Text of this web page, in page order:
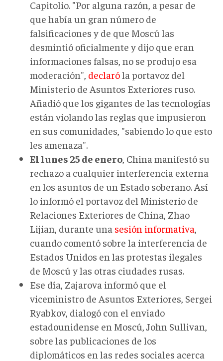
Capitolio. "Por alguna razón, a pesar de
que había un gran número de
falsificaciones y de que Moscú las
desmintió oficialmente y dijo que eran
informaciones falsas, no se produjo esa
moderación", declaróla portavoz del
Ministerio de Asuntos Exteriores ruso.
Añadió que los gigantes de las tecnologías
están violando las reglas que impusieron
en sus comunidades, "sabiendo lo que esto
les amenaza".
El lunes 25 de enero , China manifestó su
rechazo a cualquier interferencia externa
en los asuntos de un Estado soberano. Así
lo informó el portavoz del Ministerio de
Relaciones Exteriores de China, Zhao
Lijian, durante una sesión informativa
cuando comentó sobre la interferencia de
Estados Unidos en las protestas ilegales
de Moscú y las otras ciudades rusas.
Ese día, Zajarova informó que el
viceministro de Asuntos Exteriores, Sergei
Ryabkov, dialogó con el enviado
estadounidense en Moscú, John Sullivan,
sobre las publicaciones de los
diplomáticos en las redes sociales acerca